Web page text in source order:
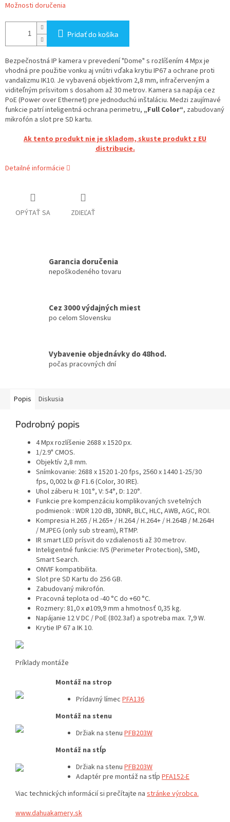
Možnosti doručenia
Pridať do košíka
Bezpečnostná IP kamera v prevedení "Dome" s rozlíšením 4 Mpx je
vhodná pre použitie vonku aj vnútri vďaka krytiu IP67 a ochrane proti
vandalizmu IK10. Je vybavená objektívom 2,8 mm, infračerveným a
viditeľným prísvitom s dosahom až 30 metrov. Kamera sa napája cez
PoE (Power over Ethernet) pre jednoduchú inštaláciu. Medzi zaujímavé
funkcie patrí inteligentná ochrana perimetru, „Full Color“, zabudovaný
mikrofón a slot pre SD kartu.
Ak tento produkt nie je skladom, skuste produkt z EU
distribucie.
Detailné informácie
OPÝTAŤ SA ZDIEĽAŤ
Garancia doručenia
nepoškodeného tovaru
Cez 3000 výdajných miest
po celom Slovensku
Vybavenie objednávky do 48hod.
počas pracovných dní
Popis Diskusia
Podrobný popis
4 Mpx rozlíšenie 2688 x 1520 px.
1/2.9" CMOS.
Objektív 2,8 mm.
Snímkovanie: 2688 x 1520 1-20 fps, 2560 x 1440 1-25/30
fps, 0,002 lx @ F1.6 (Color, 30 IRE).
Uhol záberu H: 101°, V: 54°, D: 120°.
Funkcie pre kompenzáciu komplikovaných svetelných
podmienok : WDR 120 dB, 3DNR, BLC, HLC, AWB, AGC, ROI.
Kompresia H.265 / H.265+ / H.264 / H.264+ / H.264B / M.264H
/ MJPEG (only sub stream), RTMP.
IR smart LED prísvit do vzdialenosti až 30 metrov.
Inteligentné funkcie: IVS (Perimeter Protection), SMD,
Smart Search.
ONVIF kompatibilita.
Slot pre SD Kartu do 256 GB.
Zabudovaný mikrofón.
Pracovná teplota od -40 °C do +60 °C.
Rozmery: 81,0 xø109,9 mm a hmotnosť 0,35 kg.
Napájanie 12 V DC / PoE (802.3af) a spotreba max. 7,9 W.
Krytie IP 67 a IK 10.
Príklady montáže
Montáž na strop
Prídavný límec PFA136
Montáž na stenu
Držiak na stenu PFB203W
Montáž na stĺp
Držiak na stenu PFB203W
Adaptér pre montáž na stĺp PFA152-E
Viac technických informácií si prečítajte na stránke výrobca.
www.dahuakamery.sk